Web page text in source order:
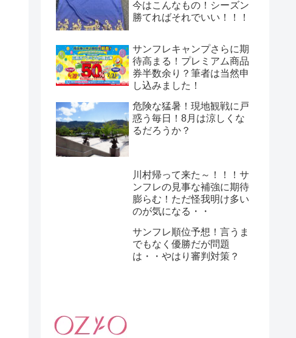
今はこんなもの！シーズン
勝てればそれでいい！！！
サンフレキャンプさらに期
待高まる！プレミアム商品
券半数余り？筆者は当然申
し込みました！
危険な猛暑！現地観戦に戸
惑う毎日！8月は涼しくな
るだろうか？
川村帰って来た～！！！サ
ンフレの見事な補強に期待
膨らむ！ただ怪我明け多い
のが気になる・・
サンフレ順位予想！言うま
でもなく優勝だが問題
は・・やはり審判対策？